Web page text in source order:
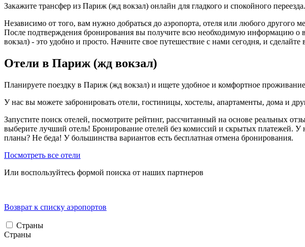
Закажите трансфер из Париж (жд вокзал) онлайн для гладкого и спокойного
Независимо от того, вам нужно добраться до аэропорта, отеля или любого другого
После подтверждения бронирования вы получите всю необходимую информацию о
вокзал) - это удобно и просто. Начните свое путешествие с нами сегодня, и
Отели в Париж (жд вокзал)
Планируете поездку в Париж (жд вокзал) и ищете удобное и комфортное
У нас вы можете забронировать отели, гостиницы, хостелы, апартаменты, дома и
Запустите поиск отелей, посмотрите рейтинг, рассчитанный на основе реальных
выберите лучший отель! Бронирование отелей без комиссий и скрытых платежей.
планы? Не беда! У большинства вариантов есть бесплатная отмена бронирования.
Посмотреть все отели
Или воспользуйтесь формой поиска от наших партнеров
Возврат к списку аэропортов
Страны
Страны